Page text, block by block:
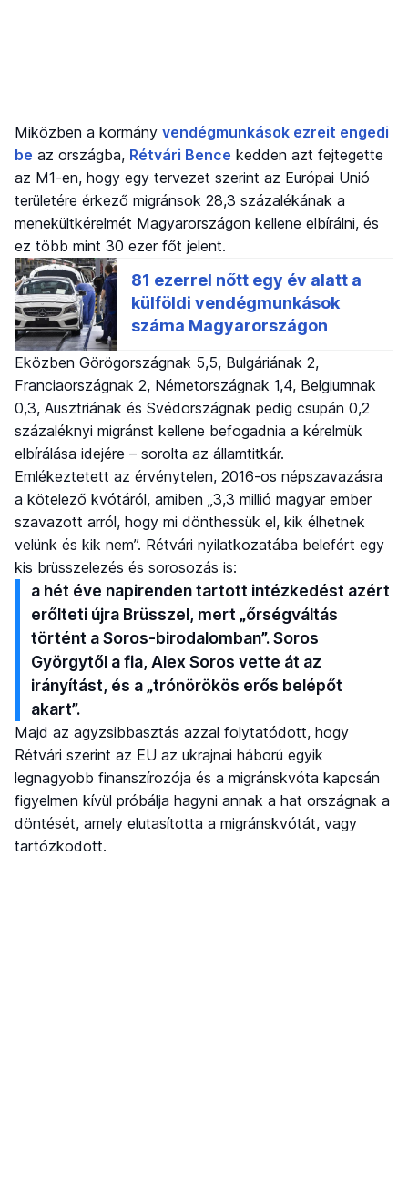
Miközben a kormány vendégmunkások ezreit engedi
be az országba, Rétvári Bence kedden azt fejtegette
az M1-en, hogy egy tervezet szerint az Európai Unió
területére érkező migránsok 28,3 százalékának a
menekültkérelmét Magyarországon kellene elbírálni, és
ez több mint 30 ezer főt jelent.
Eközben Görögországnak 5,5, Bulgáriának 2,
Franciaországnak 2, Németországnak 1,4, Belgiumnak
0,3, Ausztriának és Svédországnak pedig csupán 0,2
százaléknyi migránst kellene befogadnia a kérelmük
elbírálása idejére – sorolta az államtitkár.
Emlékeztetett az érvénytelen, 2016-os népszavazásra
a kötelező kvótáról, amiben „3,3 millió magyar ember
szavazott arról, hogy mi dönthessük el, kik élhetnek
velünk és kik nem”. Rétvári nyilatkozatába belefért egy
kis brüsszelezés és sorosozás is:
a hét éve napirenden tartott intézkedést azért
erőlteti újra Brüsszel, mert „őrségváltás
történt a Soros-birodalomban”. Soros
Györgytől a fia, Alex Soros vette át az
irányítást, és a „trónörökös erős belépőt
akart”.
Majd az agyzsibbasztás azzal folytatódott, hogy
Rétvári szerint az EU az ukrajnai háború egyik
legnagyobb finanszírozója és a migránskvóta kapcsán
figyelmen kívül próbálja hagyni annak a hat országnak a
döntését, amely elutasította a migránskvótát, vagy
tartózkodott.